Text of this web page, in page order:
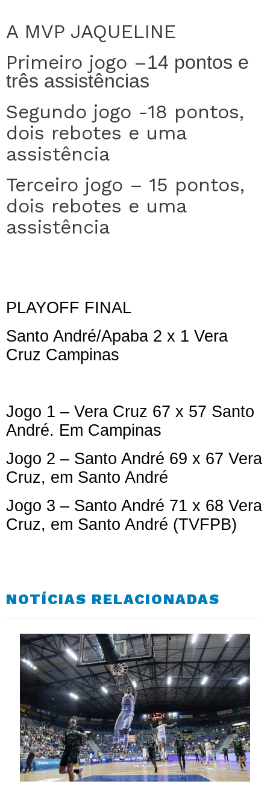
A MVP JAQUELINE
Primeiro jogo –14 pontos e
três assistências
Segundo jogo -18 pontos,
dois rebotes e uma
assistência
Terceiro jogo – 15 pontos,
dois rebotes e uma
assistência
PLAYOFF FINAL
Santo André/Apaba 2 x 1 Vera
Cruz Campinas
Jogo 1 – Vera Cruz 67 x 57 Santo
André. Em Campinas
Jogo 2 – Santo André 69 x 67 Vera
Cruz, em Santo André
Jogo 3 – Santo André 71 x 68 Vera
Cruz, em Santo André (TVFPB)
NOTÍCIAS RELACIONADAS